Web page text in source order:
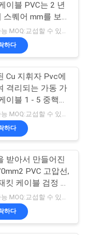
할로
140
블
108
이블 PVC는 2 년
스퀘어 mm를 보
했습니다
협상 가능 MOQ:교섭할 수 있습니다
하다
Cu 지휘자 Pvc에
격리되는 가동 가
이블 1 - 5 중핵
VVR
하다
받아서 만들어진
PVC 고압선,
킷 케이블 검정 칼
하다